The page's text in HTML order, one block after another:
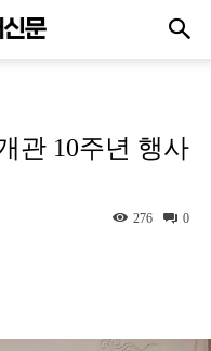
관 10주년 행사
0
276